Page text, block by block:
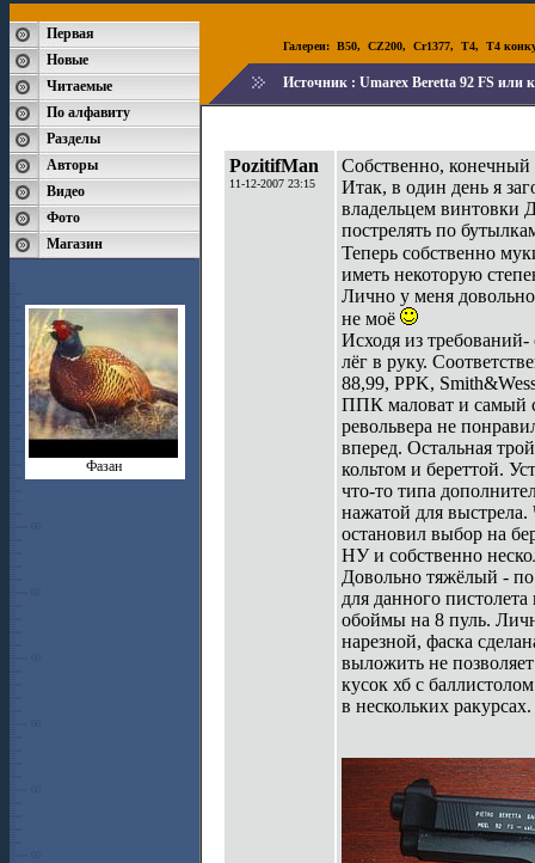
Первая
Новые
Читаемые
По алфавиту
Разделы
Авторы
Видео
Фото
Магазин
Фазан
Галереи: B50, CZ200, Cr1377, T4, T4
Источник : Umarex Beretta 92 FS или
PozitifMan
11-12-2007 23:15
Собственно, конечный
Итак, в один день я
владельцем винтовки
пострелять по
Теперь собственно
иметь некоторую
Лично у меня
не моё
Исходя из
лёг в руку.
88,99, PPK,
ППК маловат и самый
револьвера не
вперед. Остальная
кольтом и береттой.
что-то типа
нажатой для выстрела.
остановил выбор на
НУ и собственно
Довольно тяжёлый -
для данного
обоймы на 8 пуль.
нарезной, фаска
выложить не
кусок хб с
в нескольких